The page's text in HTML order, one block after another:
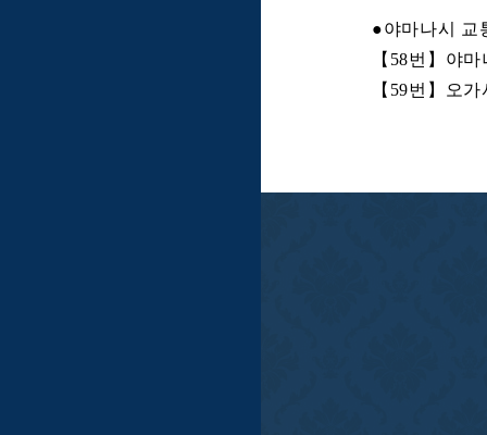
●야마나시 교
【58번】야
【59번】오